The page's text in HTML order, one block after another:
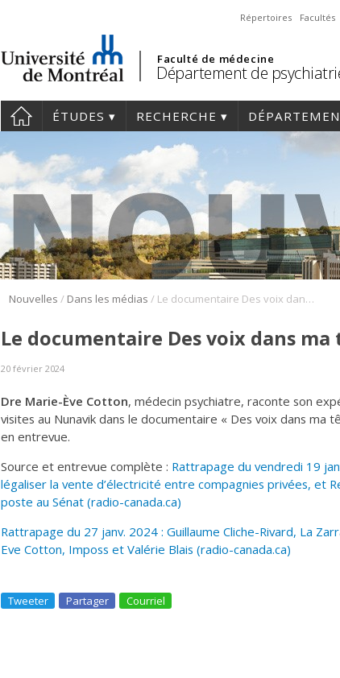
Répertoires Facultés
Faculté de médecine
Département de
ÉTUDES RECHERCHE
Nouvelles / Dans les médias / Le documentaire Des voix dans ma tête.
Le documentaire Des voix dans ma
20 février 2024
Dre Marie-Ève Cotton, médecin psychiatre, raconte son
visites au Nunavik dans le documentaire « Des voix dans ma
en entrevue.
Source et entrevue complète : Rattrapage du vendredi 19
légaliser la vente d’électricité entre compagnies privées, et
poste au Sénat (radio-canada.ca)
Rattrapage du 27 janv. 2024 : Guillaume Cliche-Rivard, La
Eve Cotton, Imposs et Valérie Blais (radio-canada.ca)
Tweeter Partager Courriel